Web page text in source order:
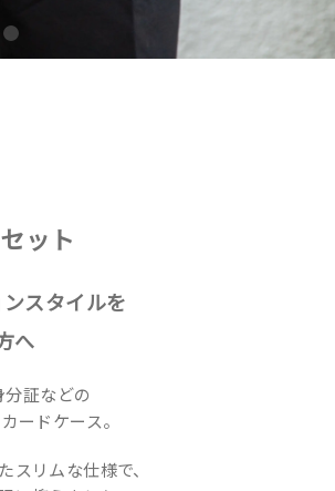
ット
スタイルを
へ
分証などの
ードケース。
スリムな仕様で、